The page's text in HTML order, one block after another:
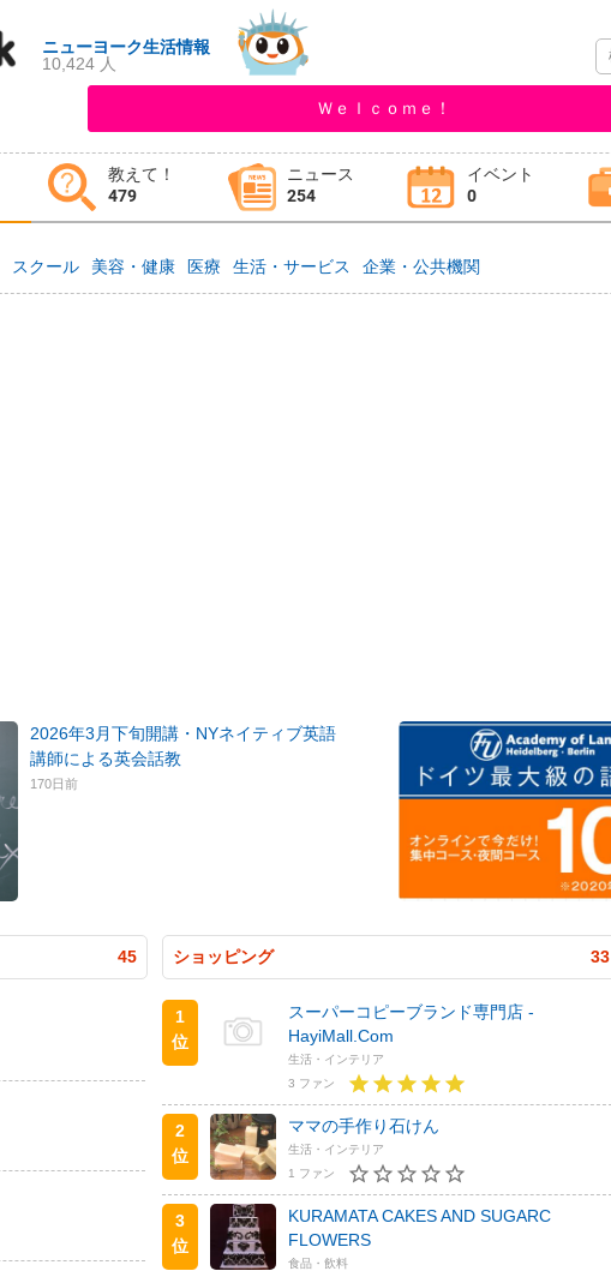
ニューヨーク生活情報
10,424 人
Ｗｅｌｃｏｍｅ！
教えて！
479
ニュース
254
イベント
0
スクール 美容・健康 医療 生活・サービス 企業・公共機関
2026年3月下旬開講・NYネイティブ英語
講師による英会話教
170日前
45 ショッピング 33
1
位
スーパーコピーブランド専門店 -
HayiMall.Com
生活・インテリア
3 ファン
2
位
ママの手作り石けん
生活・インテリア
1 ファン
3
位
KURAMATA CAKES AND SUGARC
FLOWERS
食品・飲料